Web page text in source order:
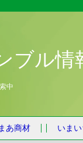
ブル情
中
あ商材 いま